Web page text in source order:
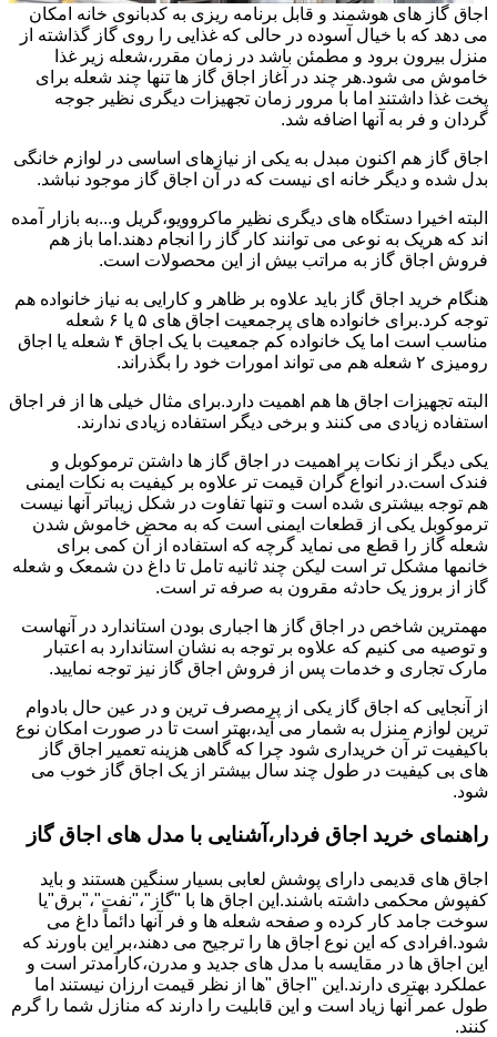
اجاق گاز های هوشمند و قابل برنامه ریزی به کدبانوی خانه امکان
می دهد که با خیال آسوده در حالی که غذایی را روی گاز گذاشته از
منزل بیرون برود و مطمئن باشد در زمان مقرر،شعله زیر غذا
خاموش می شود.هر چند در آغاز اجاق گاز ها تنها چند شعله برای
پخت غذا داشتند اما با مرور زمان تجهیزات دیگری نظیر جوجه
گردان و فر به آنها اضافه شد.
اجاق گاز هم اکنون مبدل به یکی از نیازهای اساسی در لوازم خانگی
بدل شده و دیگر خانه ای نیست که در آن اجاق گاز موجود نباشد.
البته اخیرا دستگاه های دیگری نظیر ماکروویو،گریل و...به بازار آمده
اند که هریک به نوعی می توانند کار گاز را انجام دهند.اما باز هم
فروش اجاق گاز به مراتب بیش از این محصولات است.
هنگام خرید اجاق گاز باید علاوه بر ظاهر و کارایی به نیاز خانواده هم
توجه کرد.برای خانواده های پرجمعیت اجاق های ۵ یا ۶ شعله
مناسب است اما یک خانواده کم جمعیت با یک اجاق ۴ شعله یا اجاق
رومیزی ۲ شعله هم می تواند امورات خود را بگذراند.
البته تجهیزات اجاق ها هم اهمیت دارد.برای مثال خیلی ها از فر اجاق
استفاده زیادی می کنند و برخی دیگر استفاده زیادی ندارند.
یکی دیگر از نکات پر اهمیت در اجاق گاز ها داشتن ترموکوبل و
فندک است.در انواع گران قیمت تر علاوه بر کیفیت به نکات ایمنی
هم توجه بیشتری شده است و تنها تفاوت در شکل زیباتر آنها نیست
ترموکوبل یکی از قطعات ایمنی است که به محض خاموش شدن
شعله گاز را قطع می نماید گرچه که استفاده از آن کمی برای
خانمها مشکل تر است لیکن چند ثانیه تامل تا داغ دن شمعک و شعله
گاز از بروز یک حادثه مقرون به صرفه تر است.
مهمترین شاخص در اجاق گاز ها اجباری بودن استاندارد در آنهاست
و توصیه می کنیم که علاوه بر توجه به نشان استاندارد به اعتبار
مارک تجاری و خدمات پس از فروش اجاق گاز نیز توجه نمایید.
از آنجایی که اجاق گاز یکی از پرمصرف ترین و در عین حال بادوام
ترین لوازم منزل به شمار می آید،بهتر است تا در صورت امکان نوع
باکیفیت تر آن خریداری شود چرا که گاهی هزینه تعمیر اجاق گاز
های بی کیفیت در طول چند سال بیشتر از یک اجاق گاز خوب می
شود.
راهنمای خرید اجاق فردار،آشنایی با مدل های اجاق گاز
اجاق های قدیمی دارای پوشش لعابی بسیار سنگین هستند و باید
کفپوش محکمی داشته باشند.این اجاق ها با "گاز"،"نفت"،"برق"یا
سوخت جامد کار کرده و صفحه شعله ها و فر آنها دائماً داغ می
شود.افرادی که این نوع اجاق ها را ترجیح می دهند،بر این باورند که
این اجاق ها در مقایسه با مدل های جدید و مدرن،کارآمدتر است و
عملکرد بهتری دارند.این "اجاق "ها از نظر قیمت ارزان نیستند اما
طول عمر آنها زیاد است و این قابلیت را دارند که منازل شما را گرم
کنند.